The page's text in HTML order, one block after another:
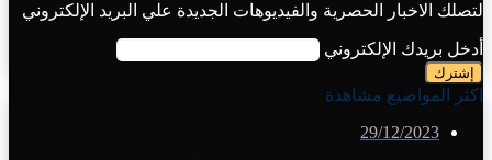
لتصلك الاخبار الحصرية والفيديوهات الجديدة علي البريد الإلكتروني
أدخل بريدك الإلكتروني
اكثر المواضيع مشاهدة
29/12/2023